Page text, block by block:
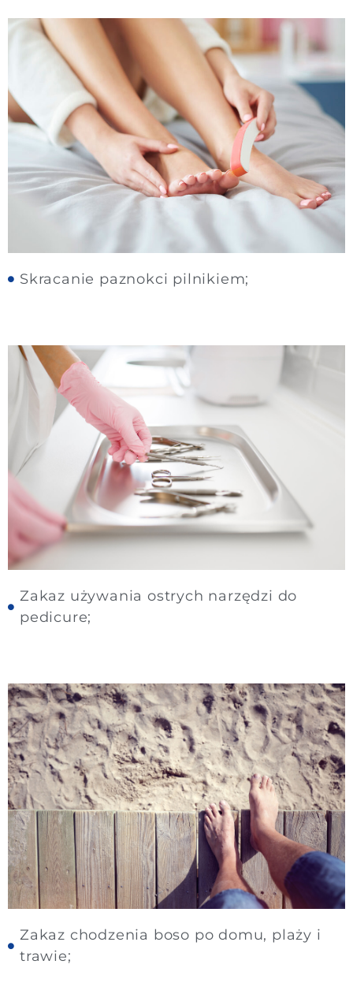
Skracanie paznokci pilnikiem;
Zakaz używania ostrych narzędzi do
pedicure;
Zakaz chodzenia boso po domu, plaży i
trawie;